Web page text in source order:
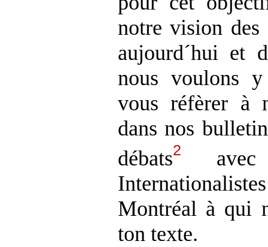
notre vision des
aujourd´hui et
nous voulons
vous réfèrer à
dans nos
débats2
avec
Montréal à qui
ton texte.